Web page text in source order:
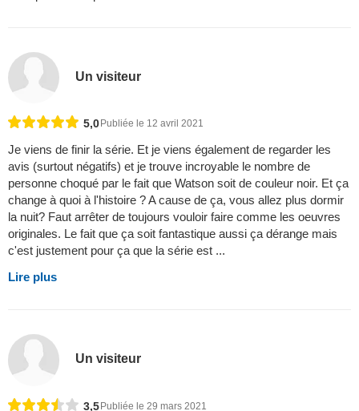
Un visiteur
5,0 Publiée le 12 avril 2021
Je viens de finir la série. Et je viens également de regarder les
avis (surtout négatifs) et je trouve incroyable le nombre de
personne choqué par le fait que Watson soit de couleur noir. Et ça
change à quoi à l'histoire ? A cause de ça, vous allez plus dormir
la nuit? Faut arrêter de toujours vouloir faire comme les oeuvres
originales. Le fait que ça soit fantastique aussi ça dérange mais
c'est justement pour ça que la série est ...
Lire plus
Un visiteur
3,5Publiée le 29 mars 2021